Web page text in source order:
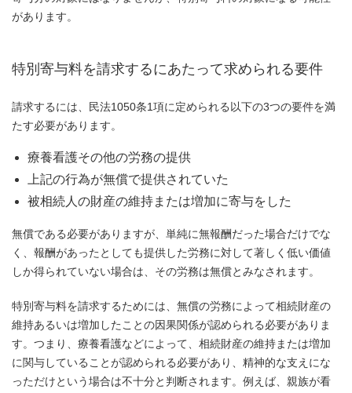
があります。
特別寄与料を請求するにあたって求められる要件
請求するには、民法1050条1項に定められる以下の3つの要件を満
たす必要があります。
療養看護その他の労務の提供
上記の行為が無償で提供されていた
被相続人の財産の維持または増加に寄与をした
無償である必要がありますが、単純に無報酬だった場合だけでな
く、報酬があったとしても提供した労務に対して著しく低い価値
しか得られていない場合は、その労務は無償とみなされます。
特別寄与料を請求するためには、無償の労務によって相続財産の
維持あるいは増加したことの因果関係が認められる必要がありま
す。つまり、療養看護などによって、相続財産の維持または増加
に関与していることが認められる必要があり、精神的な支えにな
っただけという場合は不十分と判断されます。例えば、親族が看